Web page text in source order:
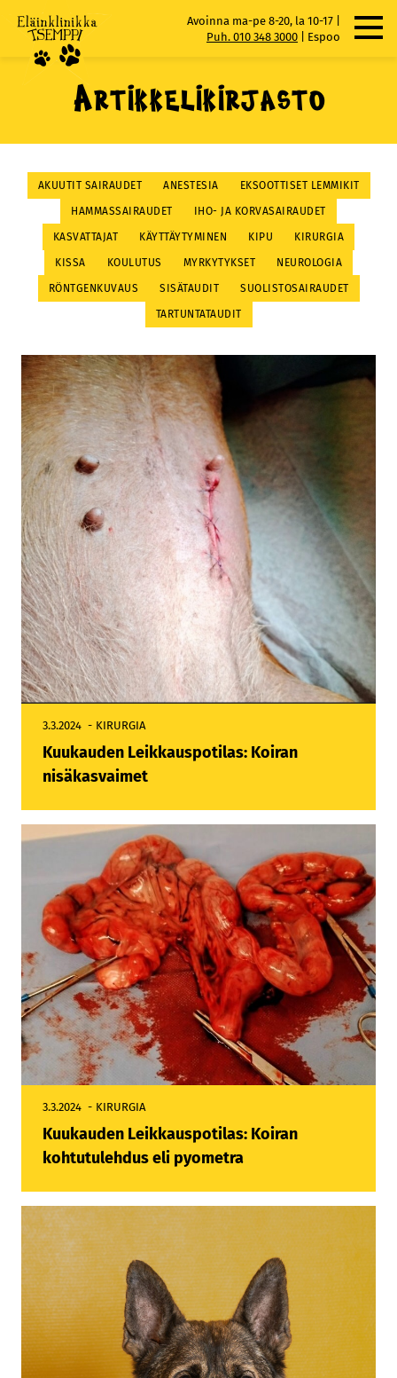
Skip
content
Avoinna ma-pe 8-20, la 10-17 |
Puh. 010 348 3000
Espoo
Artikkelikirjasto
AKUUTIT SAIRAUDET ANESTESIA EKSOOTTISET LEMMIKIT
HAMMASSAIRAUDET IHO- JA KORVASAIRAUDET
KASVATTAJAT KÄYTTÄYTYMINEN KIPU KIRURGIA
KISSA KOULUTUS MYRKYTYKSET NEUROLOGIA
RÖNTGENKUVAUS SISÄTAUDIT SUOLISTOSAIRAUDET
TARTUNTATAUDIT
3.3.2024 KIRURGIA
Kuukauden Leikkauspotilas: Koiran
nisäkasvaimet
3.3.2024 KIRURGIA
Kuukauden Leikkauspotilas: Koiran
kohtutulehdus eli pyometra